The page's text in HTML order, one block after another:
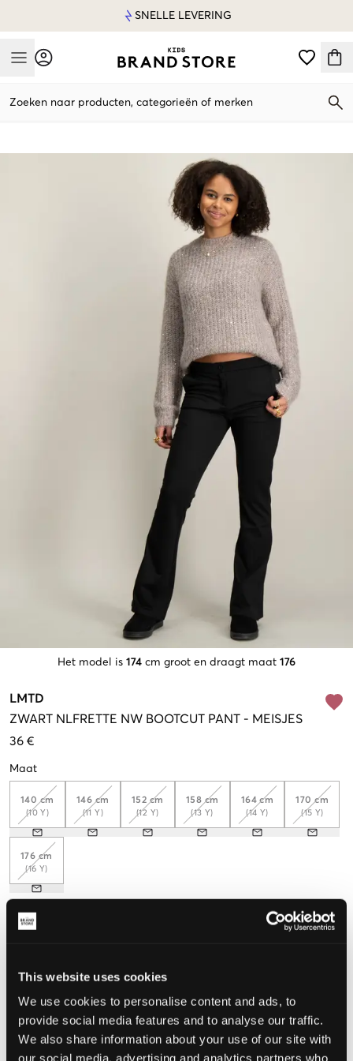
This website uses cookies
We use cookies to personalise content and ads, to
provide social media features and to analyse our traffic.
We also share information about your use of our site with
our social media, advertising and analytics partners who
SNELLE LEVERING
Mobile Menu
Zoeken naar producten, categorieën of merken
Het model is 174 cm groot en draagt maat 176
LMTD
ZWART NLFRETTE NW BOOTCUT PANT - MEISJES
36 €
Maat
140 cm
(10 Y)
146 cm
(11 Y)
152 cm
(12 Y)
158 cm
(13 Y)
164 cm
(14 Y)
170 cm
(15 Y)
176 cm
(16 Y)
De maat lijkt
MAATTABEL
KIES EEN MAAT